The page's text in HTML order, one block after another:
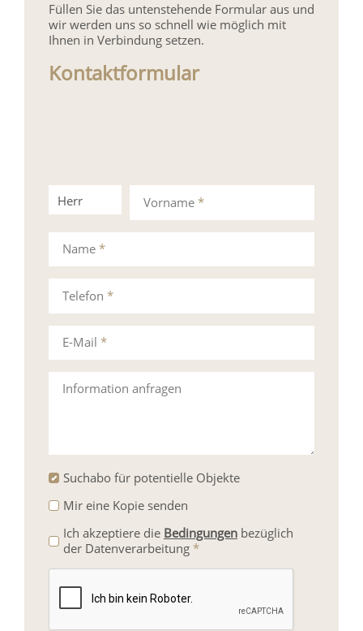
Füllen Sie das untenstehende Formular aus und
wir werden uns so schnell wie möglich mit
Ihnen in Verbindung setzen.
Kontaktformular
Herr Frau
Vorname *
Telefon *
Information anfragen
Name *
E-Mail *
Suchabo für potentielle Objekte
Mir eine Kopie senden
Ich akzeptiere die Bedingungenbezüglich
der Datenverarbeitung *